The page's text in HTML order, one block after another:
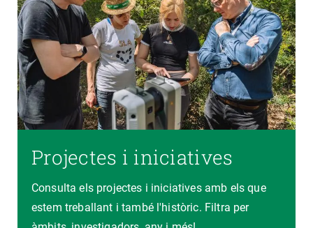
Projectes i iniciatives
Consulta els projectes i iniciatives amb els que
estem treballant i també l'històric. Filtra per